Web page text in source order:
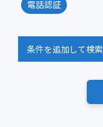
電話認証
条件を追加して検索